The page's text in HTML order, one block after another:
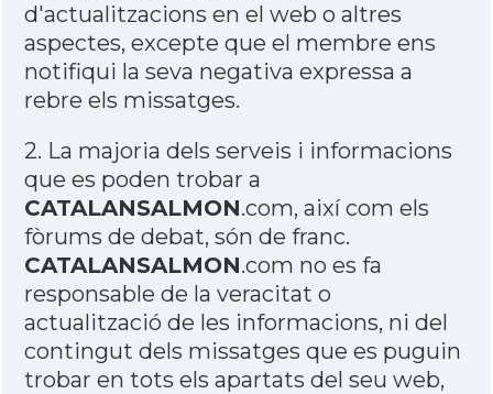
d'actualitzacions en el web o altres
aspectes, excepte que el membre ens
notifiqui la seva negativa expressa a
rebre els missatges.
2. La majoria dels serveis i informacions
que es poden trobar a
CATALANSALMON.com, així com els
fòrums de debat, són de franc.
CATALANSALMON.com no es fa
responsable de la veracitat o
actualització de les informacions, ni del
contingut dels missatges que es puguin
trobar en tots els apartats del seu web,